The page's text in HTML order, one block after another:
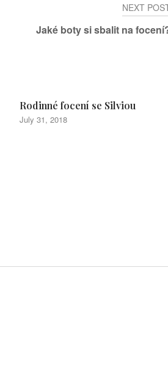
NEXT
Jaké boty si sbalit na
Rodinné focení se Silviou
July 31, 2018